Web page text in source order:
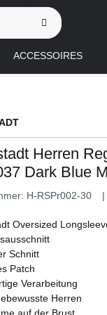
ACCESSOIRES
Herren
Dark Blue
H-RSPr002-30
Oversized
Schnitt
Patch
Verarbeitung
Herren
auf der Brust